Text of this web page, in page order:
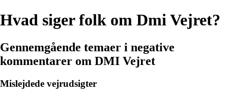
Hvad siger folk om Dmi Vejret?
Gennemgående temaer i negative
kommentarer om DMI Vejret
Mislejdede vejrudsigter